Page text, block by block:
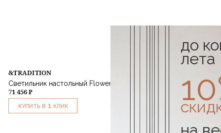
&TRADITION
Светильник настольный Flowerpot VP3 Polished Brass
71 456 ₽
КУПИТЬ В 1 КЛИК
до
лета